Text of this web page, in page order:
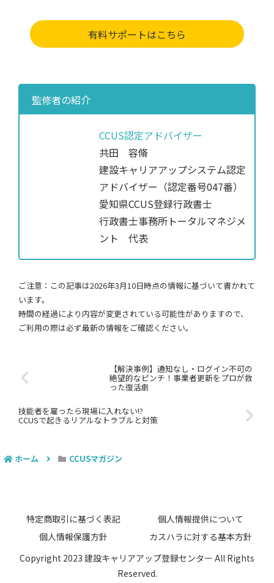
有料サポートはこちら
監修者の紹介
CCUS認定アドバイザー
共田 容脩
建設キャリアアップシステム認定
アドバイザー（認定番号047番）
愛知県CCUS登録行政書士
行政書士事務所トータルマネジメ
ント 代表
ご注意：この記事は2026年3月10日時点の情報に基づいて書かれて
います。
時間の経過により内容が変更されている可能性がありますので、
ご利用の際は必ず最新の情報をご確認ください。
【解決事例】通知なし・ログイン不可の
絶望的なピンチ！事業者更新をプロが救
った復活劇
技能者を雇ったら現場に入れない!?
CCUSで起きるリアルなトラブルと対策
ホーム CCUSマガジン
特定商取引に基づく表記
個人情報提供について
個人情報保護方針
カスハラに対する基本方針
Copyright 2023 建設キャリアアップ登録センター All Rights
Reserved.